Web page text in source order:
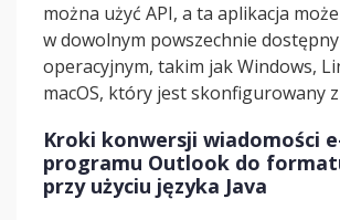
można użyć API, a ta aplikacja
w dowolnym powszechnie
operacyjnym, takim jak Windows,
macOS, który jest skonfigurowany z
Kroki konwersji wiadomości
programu Outlook do
przy użyciu języka Java